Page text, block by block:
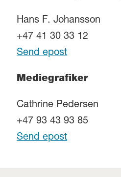
Hans F. Johansson
+47 41 30 33 12
Send epost
Mediegrafiker
Cathrine Pedersen
+47 93 43 93 85
Send epost